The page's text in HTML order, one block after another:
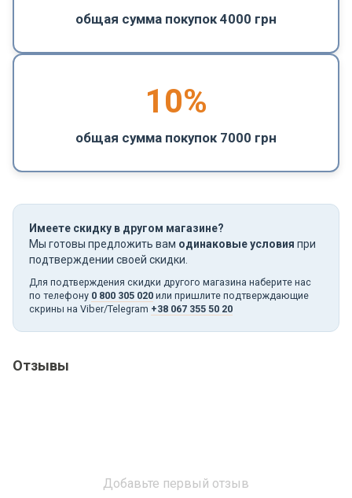
общая сумма покупок 4000 грн
10%
общая сумма покупок 7000 грн
Имеете скидку в другом магазине?
Мы готовы предложить вам одинаковые условия при
подтверждении своей скидки.
Для подтверждения скидки другого магазина наберите нас
по телефону 0 800 305 020 или пришлите подтверждающие
скрины на Viber/Telegram +38 067 355 50 20
Отзывы
Добавьте первый отзыв